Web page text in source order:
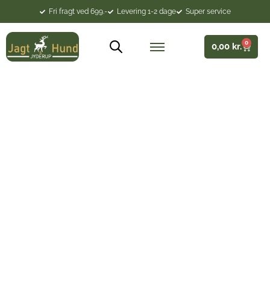
Fri fragt ved 699.- Levering 1-2 dage Super service
0,00 kr. 0